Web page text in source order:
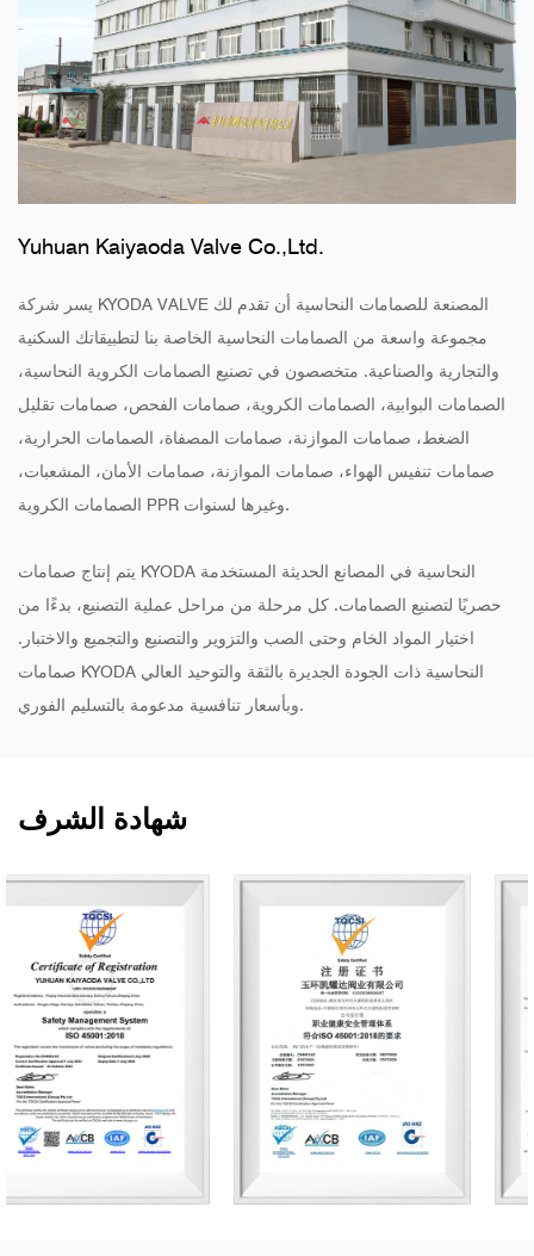
Yuhuan Kaiyaoda Valve Co.,Ltd.
يسر شركة KYODA VALVE المصنعة للصمامات النحاسية أن تقدم لك
مجموعة واسعة من الصمامات النحاسية الخاصة بنا لتطبيقاتك السكنية
والتجارية والصناعية. متخصصون في تصنيع الصمامات الكروية النحاسية،
الصمامات البوابية، الصمامات الكروية، صمامات الفحص، صمامات تقليل
الضغط، صمامات الموازنة، صمامات المصفاة، الصمامات الحرارية،
صمامات تنفيس الهواء، صمامات الموازنة، صمامات الأمان، المشعبات،
الصمامات الكروية PPR وغيرها لسنوات.
يتم إنتاج صمامات KYODA النحاسية في المصانع الحديثة المستخدمة
حصريًا لتصنيع الصمامات. كل مرحلة من مراحل عملية التصنيع، بدءًا من
اختيار المواد الخام وحتى الصب والتزوير والتصنيع والتجميع والاختبار.
صمامات KYODA النحاسية ذات الجودة الجديرة بالثقة والتوحيد العالي
وبأسعار تنافسية مدعومة بالتسليم الفوري.
شهادة الشرف